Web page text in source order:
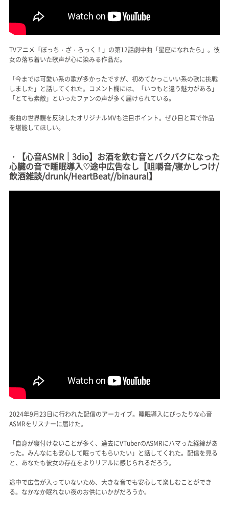
TVアニメ「ぼっち・ざ・ろっく！」の第12話劇中曲「星座になれたら」。彼
女の落ち着いた歌声が心に染みる作品だ。
「今までは可愛い系の歌が多かったですが、初めてかっこいい系の歌に挑戦
しました」と話してくれた。コメント欄には、「いつもと違う魅力がある」
「とても素敵」といったファンの声が多く届けられている。
楽曲の世界観を反映したオリジナルMVも注目ポイント。ぜひ目と耳で作品
を堪能してほしい。
・【心音ASMR｜3dio】お酒を飲む音とバクバクになった
心臓の音で睡眠導入♡途中広告なし【咀嚼音/寝かしつけ/
飲酒雑談/drunk/HeartBeat//binaural】
2024年9月23日に行われた配信のアーカイブ。睡眠導入にぴったりな心音
ASMRをリスナーに届けた。
「自身が寝付けないことが多く、過去にVTuberのASMRにハマった経緯があ
った。みんなにも安心して眠ってもらいたい」と話してくれた。配信を見る
と、あなたも彼女の存在をよりリアルに感じられるだろう。
途中で広告が入っていないため、大きな音でも安心して楽しむことができ
る。なかなか眠れない夜のお供にいかがだろうか。